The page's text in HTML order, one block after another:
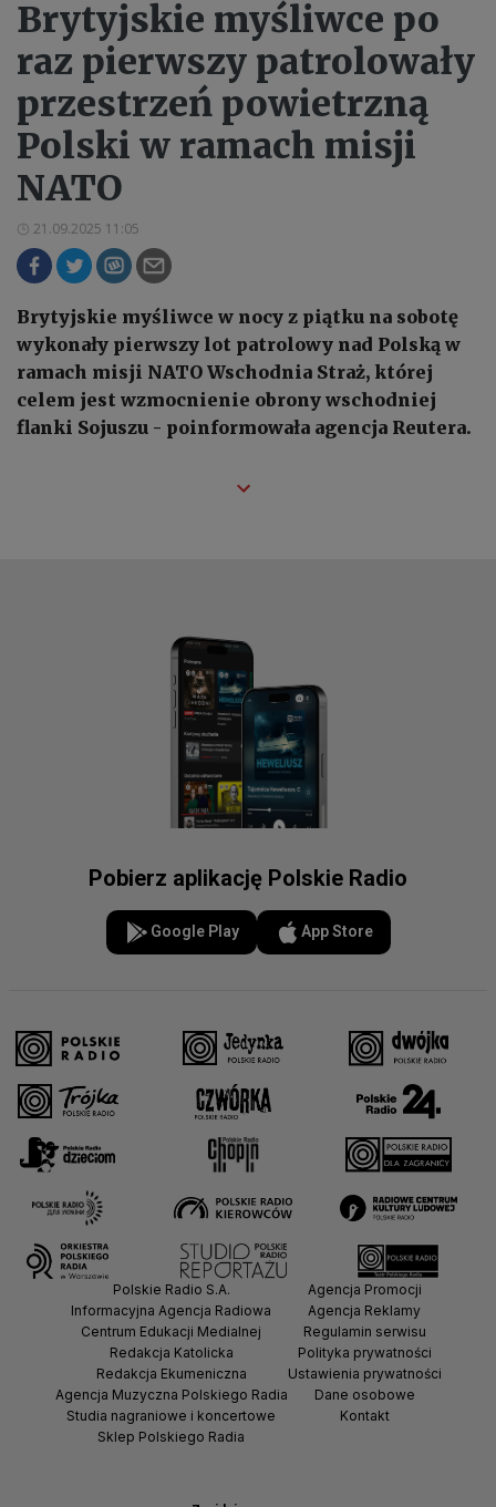
Brytyjskie myśliwce po
raz pierwszy patrolowały
przestrzeń powietrzną
Polski w ramach misji
NATO
21.09.2025 11:05
Brytyjskie myśliwce w nocy z piątku na sobotę
wykonały pierwszy lot patrolowy nad Polską w
ramach misji NATO Wschodnia Straż, której
celem jest wzmocnienie obrony wschodniej
flanki Sojuszu - poinformowała agencja Reutera.
Pobierz aplikację Polskie Radio
Google Play App Store
Polskie Radio S.A.
Informacyjna Agencja Radiowa
Centrum Edukacji Medialnej
Redakcja Katolicka
Redakcja Ekumeniczna
Agencja Muzyczna Polskiego Radia
Studia nagraniowe i koncertowe
Sklep Polskiego Radia
Agencja Promocji
Agencja Reklamy
Regulamin serwisu
Polityka prywatności
Ustawienia prywatności
Dane osobowe
Kontakt